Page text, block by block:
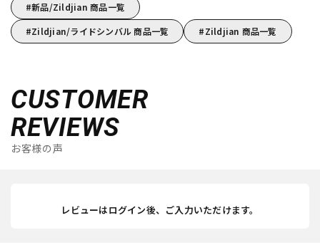
新品/Zildjian 商品一覧
Zildjian/ライドシンバル 商品一覧
Zildjian 商品一覧
CUSTOMER
REVIEWS
お客様の声
レビューはログイン後、ご入力いただけます。